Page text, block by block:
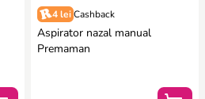
4 lei Cashback
Aspirator nazal manual
Premaman